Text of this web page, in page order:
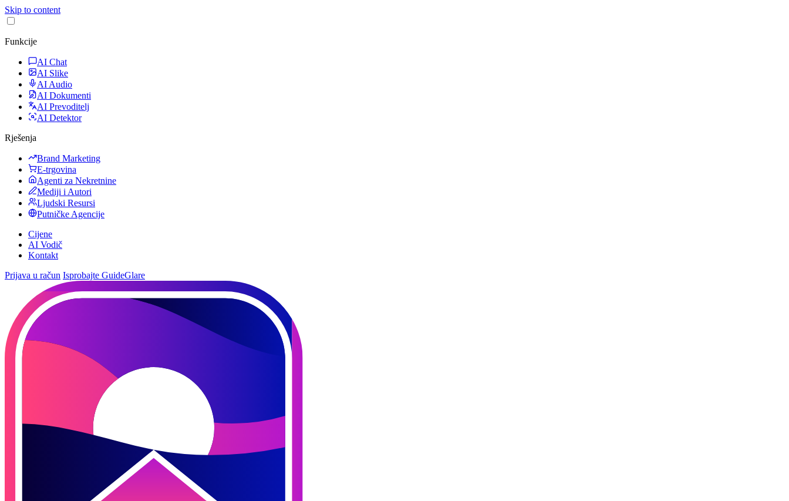
Skip to content
Funkcije
AI Chat
AI Slike
AI Audio
AI Dokumenti
AI Prevoditelj
AI Detektor
Rješenja
Brand Marketing
E-trgovina
Agenti za Nekretnine
Mediji i Autori
Ljudski Resursi
Putničke Agencije
Cijene
AI Vodič
Kontakt
Prijava u račun Isprobajte GuideGlare